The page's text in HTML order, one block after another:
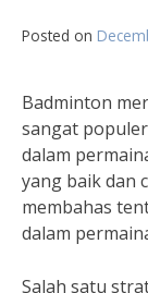
Posted on
Badminton
sangat
dalam
yang baik dan
membahas
dalam
Salah satu